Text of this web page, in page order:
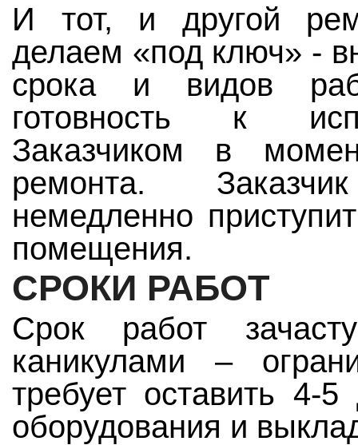
И тот, и другой
делаем «под ключ» -
срока и видов
готовность к
Заказчиком в
ремонта.
немедленно
помещения.
СРОКИ РАБОТ
Срок работ
каникулами –
требует оставить 4-
оборудования и